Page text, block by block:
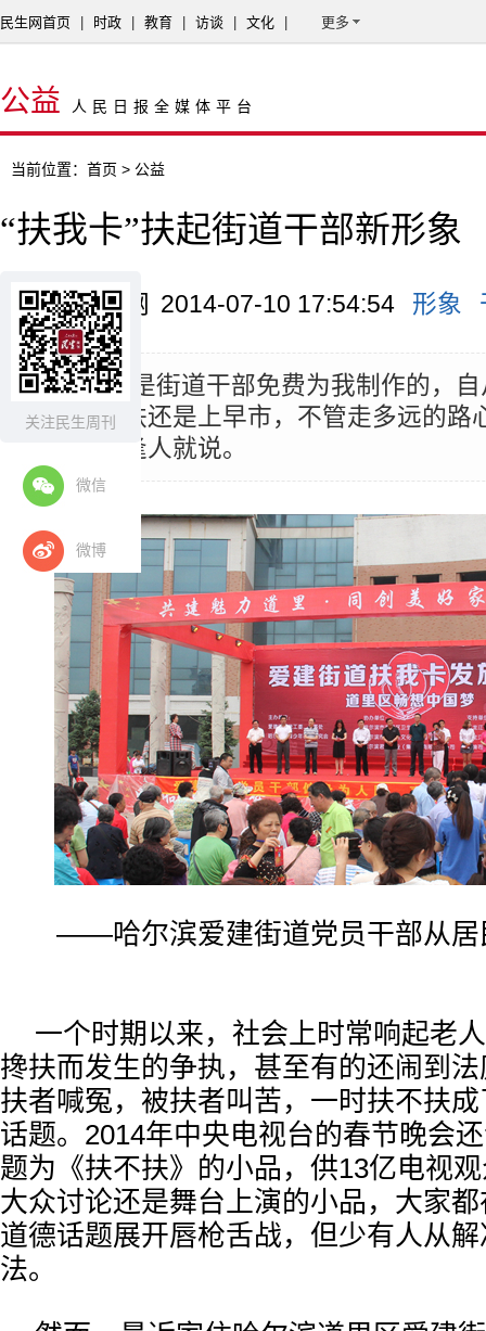
关注民生周刊
微信
微博
民生网首页 时政 教育 访谈 文化 更多
公益 人民日报全媒体平台
当前位置： 首页 > 公益
“扶我卡”扶起街道干部新形象
来源：民生网 2014-07-10 17:54:54 形象
摘要：“这是街道干部免费为我制作的，
无论坐地铁还是上早市，不管走多远的路
在小区里逢人就说。
——哈尔滨爱建街道党员干部从居
一个时期以来，社会上时常响起老
搀扶而发生的争执，甚至有的还闹到
扶者喊冤，被扶者叫苦，一时扶不扶
话题。2014年中央电视台的春节晚会
题为《扶不扶》的小品，供13亿电视
大众讨论还是舞台上演的小品，大家
道德话题展开唇枪舌战，但少有人从
法。